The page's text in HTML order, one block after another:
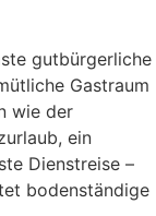
gutbürgerliche
Gastraum
wie der
ein
Dienstreise –
bodenständige